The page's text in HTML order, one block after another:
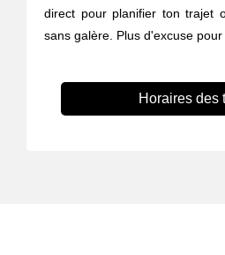
direct pour planifier ton trajet
sans galère. Plus d'excuse
Horaires des